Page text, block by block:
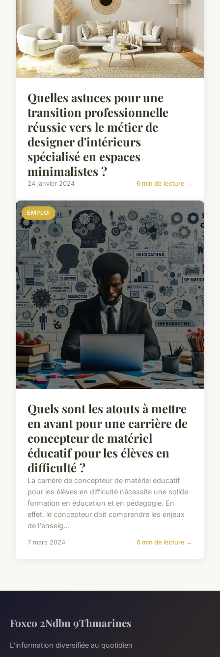
Quelles astuces pour une
transition professionnelle
réussie vers le métier de
designer d'intérieurs
spécialisé en espaces
minimalistes ?
24 janvier 2024 6 min de lecture →
EMPLOI
Quels sont les atouts à mettre
en avant pour une carrière de
concepteur de matériel
éducatif pour les élèves en
difficulté ?
La carrière de concepteur de matériel éducatif
pour les élèves en difficulté nécessite une solide
formation en éducation et en pédagogie. En
effet, le concepteur doit comprendre les enjeux
de l'enseig...
7 mars 2024 6 min de lecture →
Foxco 2Ndbn 9Thmarines
L'information diversifiée au quotidien